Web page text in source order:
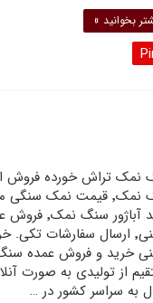
بخوانید »
سنگ نمک٬ قیمت نمک
تولید
تزیینی٬ ارسال سفارشات
خرید و فروش عمده
از تولیدی به صورت
به سراسر کشور در …